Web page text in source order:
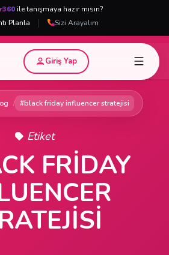
ile tanışmaya hazır mısın?
Planla
| Sizi Arayalım
Giriş Yap
/ #black friday influencer stratejisi
Etiket
FRIDAY